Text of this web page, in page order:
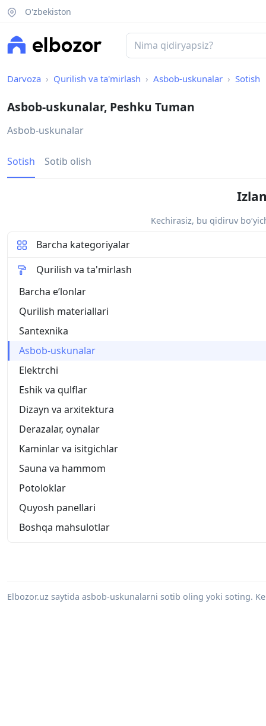
O'zbekiston
Darvoza Qurilish va ta'mirlash Asbob-uskunalar Sotish
Asbob-uskunalar, Peshku Tuman
Asbob-uskunalar
Sotish Sotib olish
Kechirasiz, bu qidiruv
Barcha kategoriyalar
Qurilish va ta'mirlash
Barcha eʼlonlar
Qurilish materiallari
Santexnika
Asbob-uskunalar
Elektrchi
Eshik va qulflar
Dizayn va arxitektura
Derazalar, oynalar
Kaminlar va isitgichlar
Sauna va hammom
Potoloklar
Quyosh panellari
Boshqa mahsulotlar
Elbozor.uz saytida asbob-uskunalarni sotib oling yoki soting.